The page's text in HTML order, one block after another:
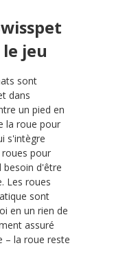
jeu
sont
dans
un pied en
la roue pour
s'intègre
pour
besoin d'être
Les roues
sont
en un rien de
assuré
– la roue reste